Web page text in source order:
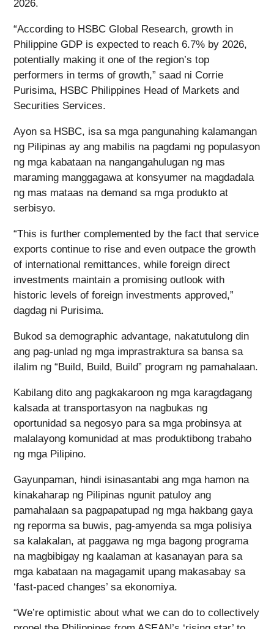
2026.
“According to HSBC Global Research, growth in
Philippine GDP is expected to reach 6.7% by 2026,
potentially making it one of the region’s top
performers in terms of growth,” saad ni Corrie
Purisima, HSBC Philippines Head of Markets and
Securities Services.
Ayon sa HSBC, isa sa mga pangunahing kalamangan
ng Pilipinas ay ang mabilis na pagdami ng populasyon
ng mga kabataan na nangangahulugan ng mas
maraming manggagawa at konsyumer na magdadala
ng mas mataas na demand sa mga produkto at
serbisyo.
“This is further complemented by the fact that service
exports continue to rise and even outpace the growth
of international remittances, while foreign direct
investments maintain a promising outlook with
historic levels of foreign investments approved,”
dagdag ni Purisima.
Bukod sa demographic advantage, nakatutulong din
ang pag-unlad ng mga imprastraktura sa bansa sa
ilalim ng “Build, Build, Build” program ng pamahalaan.
Kabilang dito ang pagkakaroon ng mga karagdagang
kalsada at transportasyon na nagbukas ng
oportunidad sa negosyo para sa mga probinsya at
malalayong komunidad at mas produktibong trabaho
ng mga Pilipino.
Gayunpaman, hindi isinasantabi ang mga hamon na
kinakaharap ng Pilipinas ngunit patuloy ang
pamahalaan sa pagpapatupad ng mga hakbang gaya
ng reporma sa buwis, pag-amyenda sa mga polisiya
sa kalakalan, at paggawa ng mga bagong programa
na magbibigay ng kaalaman at kasanayan para sa
mga kabataan na magagamit upang makasabay sa
‘fast-paced changes’ sa ekonomiya.
“We’re optimistic about what we can do to collectively